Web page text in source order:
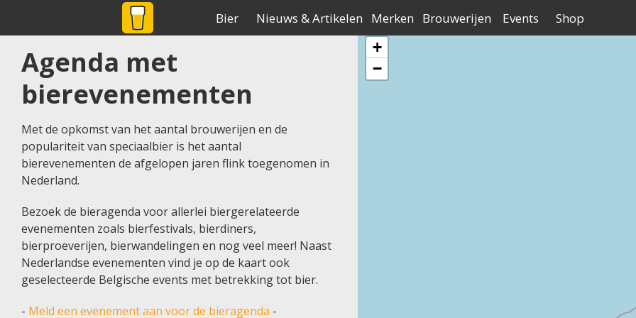
BIER De grootste biersite van Nederland Contact Adverteren
Bier Nieuws & Artikelen Merken Brouwerijen Events Shop
Home Agenda
Agenda met
bierevenementen
Met de opkomst van het aantal brouwerijen en de
populariteit van speciaalbier is het aantal
bierevenementen de afgelopen jaren flink toegenomen in
Nederland.
Bezoek de bieragenda voor allerlei biergerelateerde
evenementen zoals bierfestivals, bierdiners,
bierproeverijen, bierwandelingen en nog veel meer! Naast
Nederlandse evenementen vind je op de kaart ook
geselecteerde Belgische events met betrekking tot bier.
- Meld een evenement aan voor de bieragenda -
+
−